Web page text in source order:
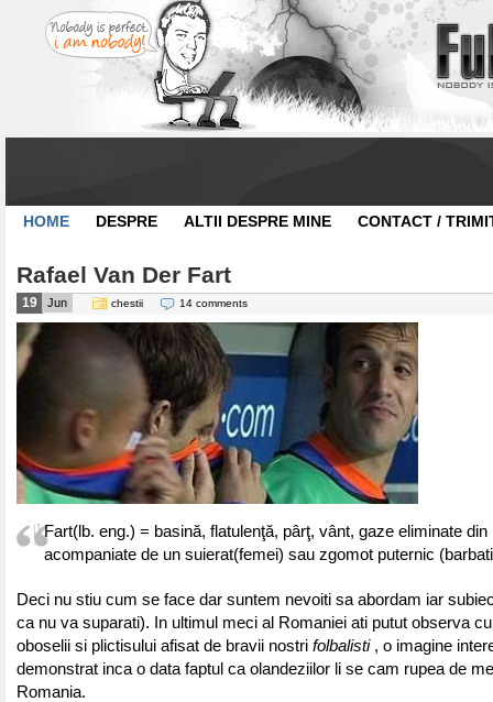
HOME DESPRE ALTII DESPRE MINE CONTACT /
Rafael Van Der Fart
19 Jun chestii 14 comments
Fart(lb. eng.) = basină, flatulenţă, pârţ, vânt, gaze eliminate din
acompaniate de un suierat(femei) sau zgomot puternic
Deci nu stiu cum se face dar suntem nevoiti sa abordam iar
ca nu va suparati). In ultimul meci al Romaniei ati putut observa
oboselii si plictisului afisat de bravii nostri folbalisti , o imagine
demonstrat inca o data faptul ca olandeziilor li se cam rupea de
Romania.